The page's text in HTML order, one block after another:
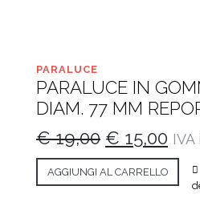
PARALUCE
PARALUCE IN
DIAM. 77 MM
€19,00 Il
prezzo
originale
€ 15,00 IlIVA
AGGIUNGI AL CARRELLO